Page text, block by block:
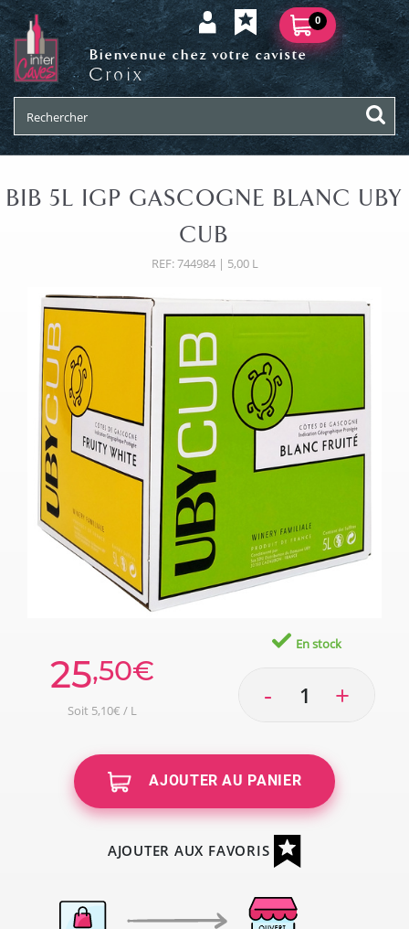
0
Bienvenue chez votre caviste
Croix
BIB 5L IGP GASCOGNE BLANC UBY
CUB
REF: 744984 | 5,00 L
25,50€
Soit 5,10€ / L
En stock
- +
AJOUTER AU PANIER
AJOUTER AUX FAVORIS